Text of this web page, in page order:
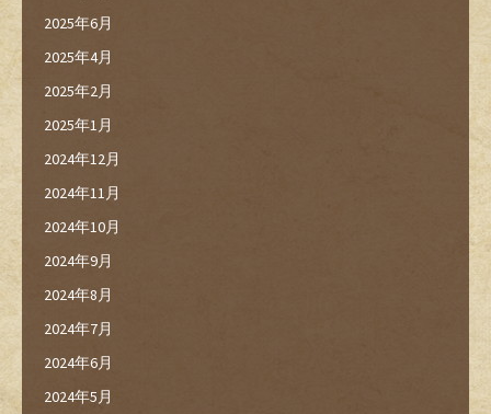
2025年6月
2025年4月
2025年2月
2025年1月
2024年12月
2024年11月
2024年10月
2024年9月
2024年8月
2024年7月
2024年6月
2024年5月